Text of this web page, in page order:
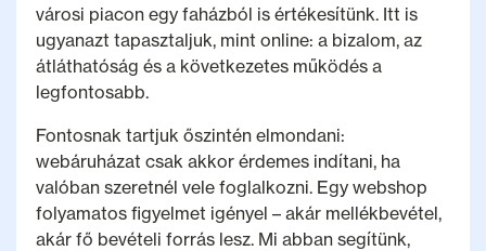
városi piacon egy faházból is értékesítünk. Itt is
ugyanazt tapasztaljuk, mint online: a bizalom, az
átláthatóság és a következetes működés a
legfontosabb.
Fontosnak tartjuk őszintén elmondani:
webáruházat csak akkor érdemes indítani, ha
valóban szeretnél vele foglalkozni. Egy webshop
folyamatos figyelmet igényel – akár mellékbevétel,
akár fő bevételi forrás lesz. Mi abban segítünk,